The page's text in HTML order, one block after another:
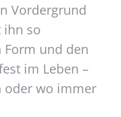
der
Produktseite
gewählt
werden
auf.
Die
Optionen
können
auf
der
Vordergrund
ihn so
und den
im Leben –
oder wo immer